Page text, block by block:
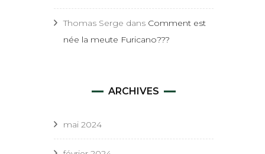
Thomas Serge dans Comment est
née la meute Furicano???
ARCHIVES
mai 2024